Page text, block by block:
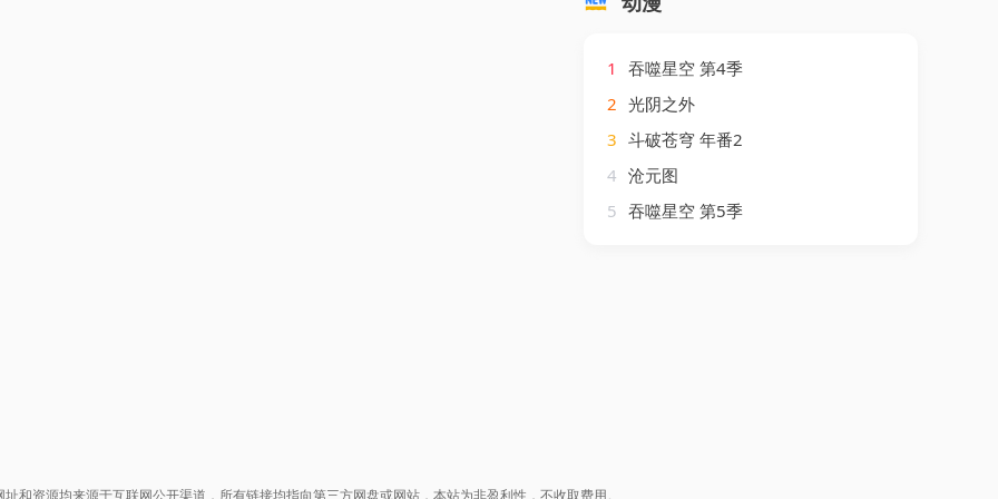
1
吞噬星空 第4季
2 光阴之外
3 斗破苍穹 年番2
4 沧元图
5 吞噬星空 第5季
和资源均来源于互联网公开渠道，所有链接均指向第三方网盘或网站，本站为非盈利性，不收取费用。